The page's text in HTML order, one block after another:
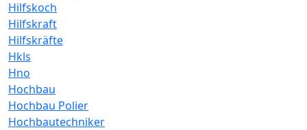
Hilfskoch
Hilfskraft
Hilfskräfte
Hkls
Hno
Hochbau
Hochbau Polier
Hochbautechniker